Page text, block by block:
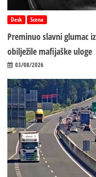
Desk Scena
Preminuo slavni glumac
obilježile mafijaške uloge
03/08/2026